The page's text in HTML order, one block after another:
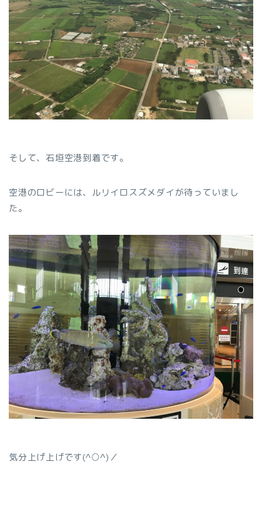
そして、石垣空港到着です。
空港のロビーには、ルリイロスズメダイが待っていまし
た。
気分上げ上げです(^○^)／